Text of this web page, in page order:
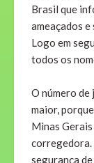
Brasil que
ameaçados
Logo em
todos os
O número de
maior,
Minas
corregedora.
segurança